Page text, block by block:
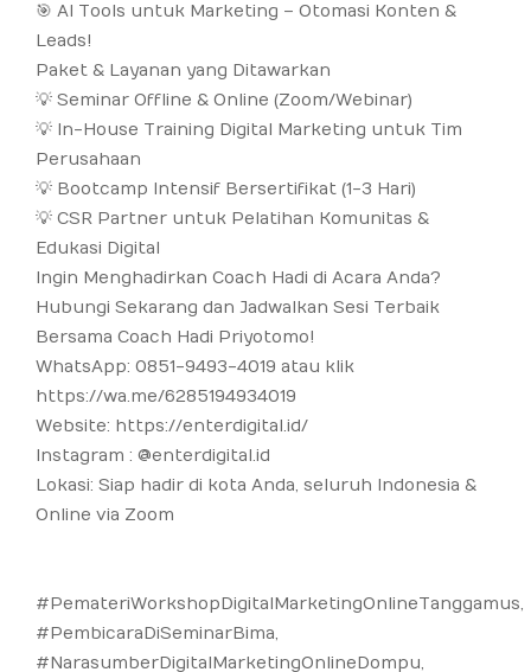
🎯 AI Tools untuk Marketing – Otomasi Konten &
Leads!
Paket & Layanan yang Ditawarkan
💡 Seminar Offline & Online (Zoom/Webinar)
💡 In-House Training Digital Marketing untuk Tim
Perusahaan
💡 Bootcamp Intensif Bersertifikat (1-3 Hari)
💡 CSR Partner untuk Pelatihan Komunitas &
Edukasi Digital
Ingin Menghadirkan Coach Hadi di Acara Anda?
Hubungi Sekarang dan Jadwalkan Sesi Terbaik
Bersama Coach Hadi Priyotomo!
WhatsApp: 0851-9493-4019 atau klik
https://wa.me/6285194934019
Website: https://enterdigital.id/
Instagram : @enterdigital.id
Lokasi: Siap hadir di kota Anda, seluruh Indonesia &
Online via Zoom
#PemateriWorkshopDigitalMarketingOnlineTanggamus,
#PembicaraDiSeminarBima,
#NarasumberDigitalMarketingOnlineDompu,